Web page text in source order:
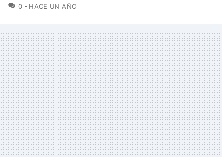
0 COMENTARIOS
HACE UN AÑO